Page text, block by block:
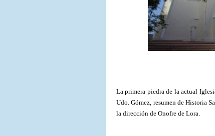
La primera piedra de la actual
Udo. Gómez, resumen de Historia
la dirección de Onofre de Lora.